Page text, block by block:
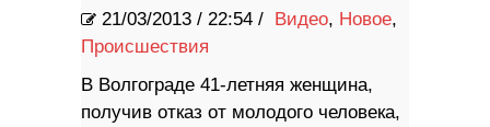
21/03/2013 / 22:54 / Видео, Новое,
Происшествия
В Волгограде 41-летняя женщина,
получив отказ от молодого человека,